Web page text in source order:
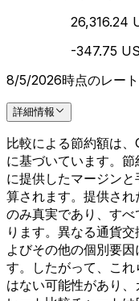
26,316.24
-347.75
8/5/2026時点のレート
詳細情報
比較による節約額は
に基づいています。
に提供したマージン
算されます。提供さ
のみ真実であり、す
ります。異なる通貨
よびその他の個別要
す。したがって、こ
はない可能性があり、